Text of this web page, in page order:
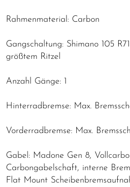
Rahmenmaterial: Carbon
Gangschaltung: Shimano 105
größtem Ritzel
Anzahl Gänge: 1
Hinterradbremse: Max.
Vorderradbremse: Max.
Gabel: Madone Gen 8,
Carbongabelschaft, interne
Flat Mount